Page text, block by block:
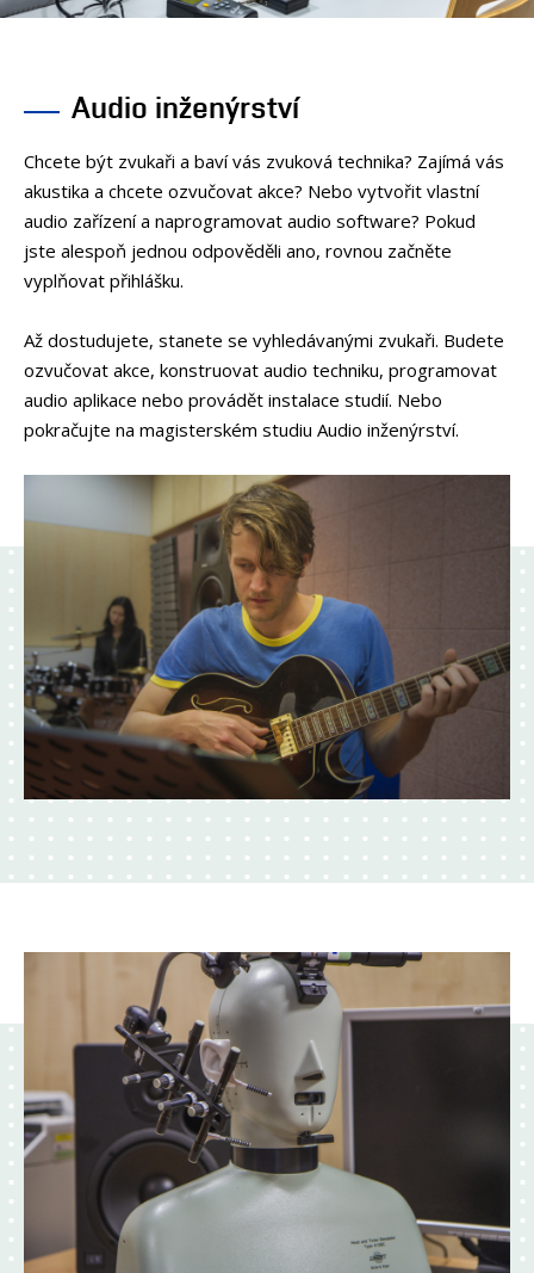
OSOBY
KONTAKT
Audio inženýrství
Chcete být zvukaři a baví vás zvuková technika? Zajímá vás
akustika a chcete ozvučovat akce? Nebo vytvořit vlastní
audio zařízení a naprogramovat audio software? Pokud
jste alespoň jednou odpověděli ano, rovnou začněte
vyplňovat přihlášku.
Až dostudujete, stanete se vyhledávanými zvukaři. Budete
ozvučovat akce, konstruovat audio techniku, programovat
audio aplikace nebo provádět instalace studií. Nebo
pokračujte na magisterském studiu Audio inženýrství.